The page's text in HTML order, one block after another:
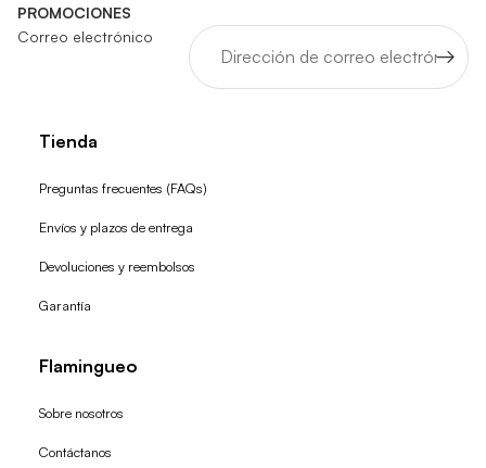
PROMOCIONES
Correo electrónico
Tienda
Preguntas frecuentes (FAQs)
Envíos y plazos de entrega
Devoluciones y reembolsos
Garantía
Flamingueo
Sobre nosotros
Contáctanos